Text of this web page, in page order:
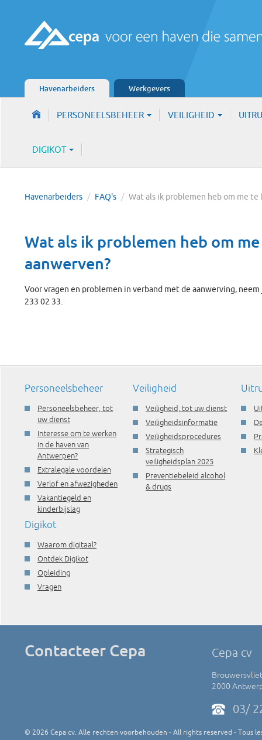
Havenarbeiders Werkgevers
PERSONEELSBEHEER VEILIGHEID
DIGIKOT
Havenarbeiders / FAQ's / Wat als ik problemen heb om me
Wat als ik problemen heb om
aanwerven?
Voor vragen en problemen in verband met de aanwerving,
233 02 33.
Personeelsbeheer
Personeelsbeheer, tot
uw dienst
Interesse om te werken
in de haven van
Antwerpen?
Extralegale voordelen
Verlof en afwezigheden
Vakantiegeld en
kinderbijslag
Veiligheid
Veiligheid, tot uw dienst
Veiligheidsinformatie
Veiligheidsprocedures
Strategisch
veiligheidsplan 2025
Preventiebeleid alcohol
& drugs
Digikot
Waarom digitaal?
Ontdek Digikot
Opleiding
Vragen
Contacteer Cepa Cepa cv
2000
03/
© 2026 Cepa cv. Alle rechten voorbehouden - All rights reserved - Tous